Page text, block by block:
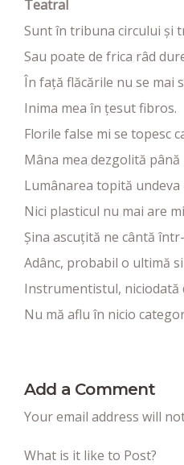
Teatral
Sunt în tribuna circului și
Sau poate de frica râd
În față flăcările nu se mai
Inima mea în țesut fibros.
Florile false mi se topesc
Mâna mea dezgolită până
Lumânarea topită
Nici plasticul nu mai are
Șina ascuțită ne cântă
Adânc, probabil o ultimă
Instrumentistul, niciodată
Nu mă aflu în nicio
Add a Comment
Your email address will
What is it like to Post?